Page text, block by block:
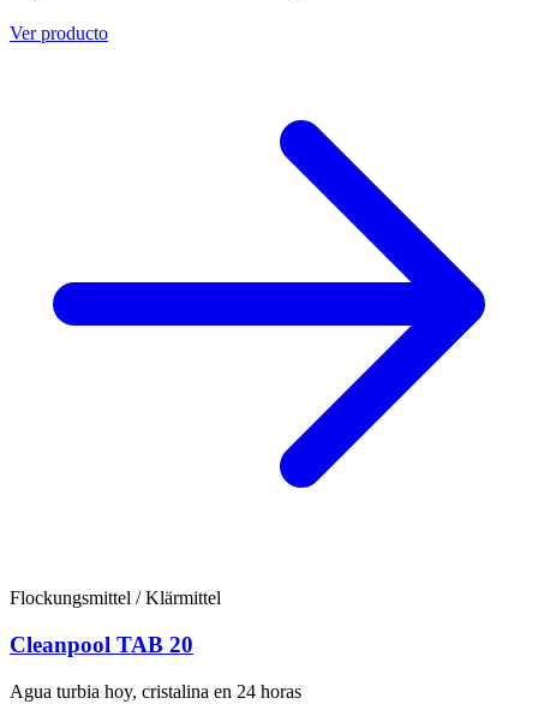
Ver producto
Flockungsmittel / Klärmittel
Cleanpool TAB 20
Agua turbia hoy, cristalina en 24 horas